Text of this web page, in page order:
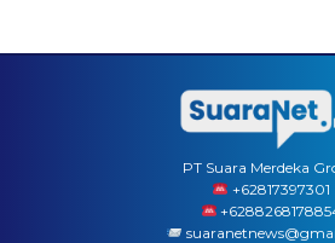
PT Suara Merdeka
‪+62817397301